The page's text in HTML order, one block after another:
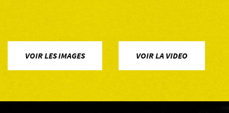
VOIR LES IMAGES VOIR LA VIDEO